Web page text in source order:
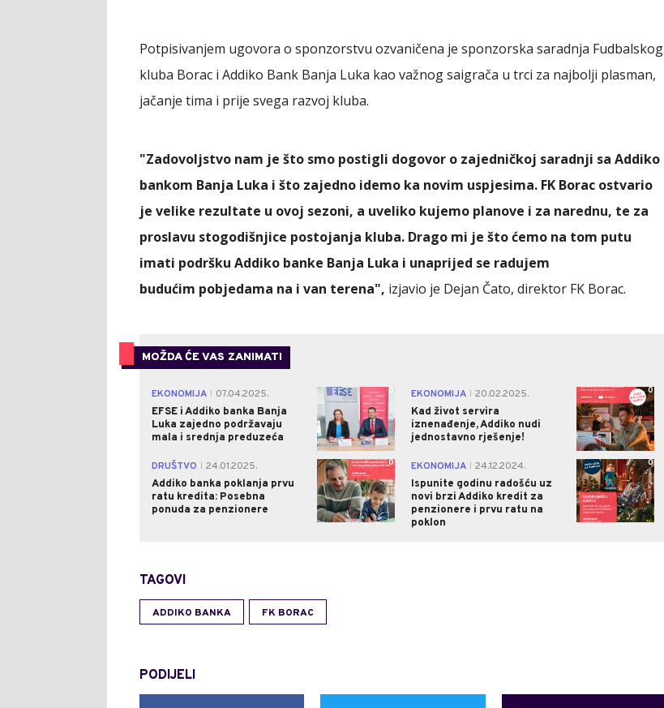
Potpisivanjem ugovora o sponzorstvu ozvaničena je sponzorska saradnja Fudbalskog
kluba Borac i Addiko Bank Banja Luka kao važnog saigrača u trci za najbolji plasman,
jačanje tima i prije svega razvoj kluba.
"Zadovoljstvo nam je što smo postigli dogovor o zajedničkoj saradnji sa Addiko
bankom Banja Luka i što zajedno idemo ka novim uspjesima. FK Borac ostvario
je velike rezultate u ovoj sezoni, a uveliko kujemo planove i za narednu, te za
proslavu stogodišnjice postojanja kluba. Drago mi je što ćemo na tom putu
imati podršku Addiko banke Banja Luka i unaprijed se radujem
budućim pobjedama na i van terena", izjavio je Dejan Čato, direktor FK Borac.
MOŽDA ĆE VAS ZANIMATI
EKONOMIJA
07.04.2025.
EFSE i Addiko banka Banja
Luka zajedno podržavaju
mala i srednja preduzeća
0 EKONOMIJA
20.02.2025.
Kad život servira
iznenađenje, Addiko nudi
jednostavno rješenje!
0
DRUŠTVO
24.01.2025.
Addiko banka poklanja prvu
ratu kredita: Posebna
ponuda za penzionere
0 EKONOMIJA
24.12.2024.
Ispunite godinu radošću uz
novi brzi Addiko kredit za
penzionere i prvu ratu na
poklon
0
TAGOVI
ADDIKO BANKA FK BORAC
PODIJELI